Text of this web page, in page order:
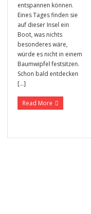
entspannen können.
Eines Tages finden sie
auf dieser Insel ein
Boot, was nichts
besonderes wäre,
würde es nicht in einem
Baumwipfel festsitzen.
Schon bald entdecken
[…]
Read More